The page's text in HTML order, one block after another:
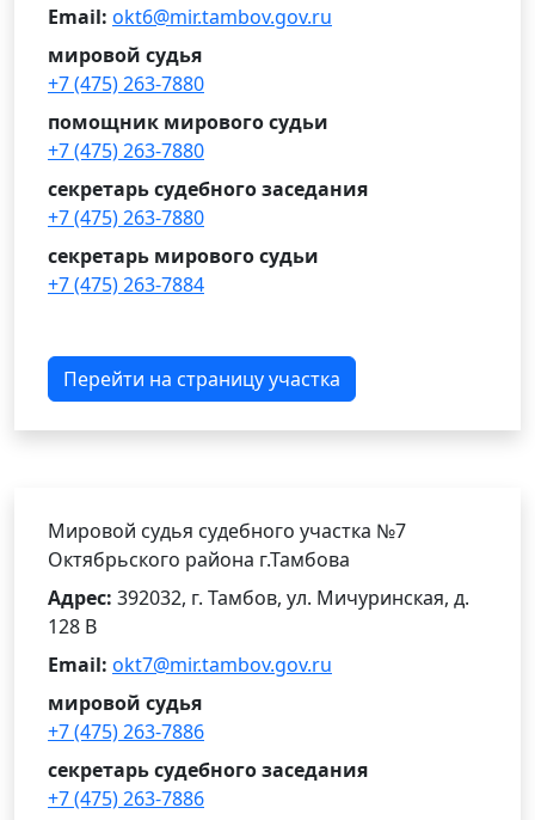
Email: okt6@mir.tambov.gov.ru
мировой судья
+7 (475) 263-7880
помощник мирового судьи
+7 (475) 263-7880
секретарь судебного заседания
+7 (475) 263-7880
секретарь мирового судьи
+7 (475) 263-7884
Перейти на страницу участка
Мировой судья судебного участка №7
Октябрьского района г.Тамбова
Адрес: 392032, г. Тамбов, ул. Мичуринская, д.
128 В
Email: okt7@mir.tambov.gov.ru
мировой судья
+7 (475) 263-7886
секретарь судебного заседания
+7 (475) 263-7886